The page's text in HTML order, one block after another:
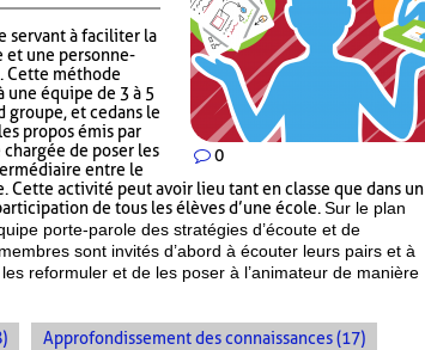
0
servant à faciliter la
et une personne-
Cette méthode
une équipe de 3 à 5
et ce dans le
propos émis par
chargée de poser les
entre le
Cette activité peut avoir lieu tant en classe que dans un
de tous les élèves d’une école.Sur le plan
porte-parole des stratégies d’écoute et de
sont invités d’abord à écouter leurs pairs et à
reformuler et de les poser à l’animateur de manière
Approfondissement des connaissances (17)